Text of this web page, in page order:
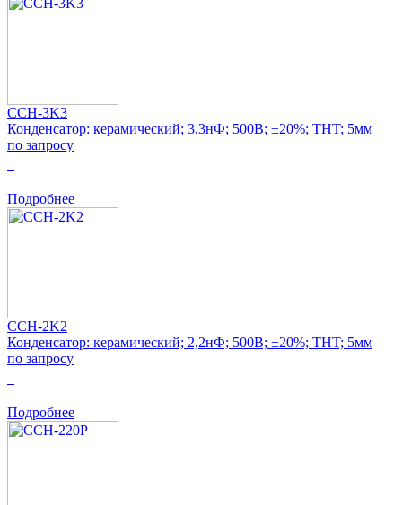
CCH-3K3
Конденсатор: керамический; 3,3нФ; 500В; ±20%; THT; 5мм
по запросу
Подробнее
CCH-2K2
Конденсатор: керамический; 2,2нФ; 500В; ±20%; THT; 5мм
по запросу
Подробнее